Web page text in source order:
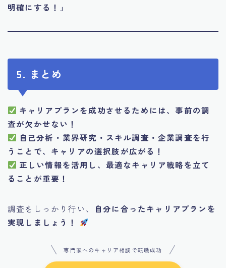
明確にする！」
5. まとめ
キャリアプランを成功させるためには、事前の調
査が欠かせない！
自己分析・業界研究・スキル調査・企業調査を行
うことで、キャリアの選択肢が広がる！
正しい情報を活用し、最適なキャリア戦略を立て
ることが重要！
調査をしっかり行い、
自分に合ったキャリアプランを
実現しましょう！
専門家へのキャリア相談で転職成功